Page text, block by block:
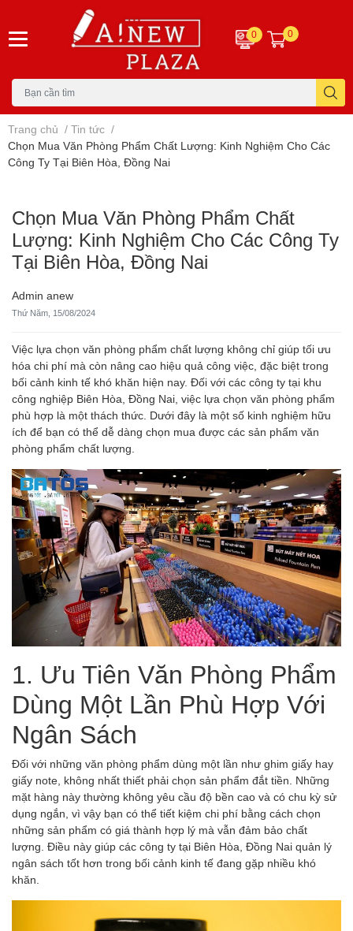
0 0
Trang chủ / Tin tức /
Chọn Mua Văn Phòng Phẩm Chất Lượng: Kinh Nghiệm Cho Các
Công Ty Tại Biên Hòa, Đồng Nai
Chọn Mua Văn Phòng Phẩm Chất
Lượng: Kinh Nghiệm Cho Các Công Ty
Tại Biên Hòa, Đồng Nai
Admin anew
Thứ Năm, 15/08/2024
Việc lựa chọn văn phòng phẩm chất lượng không chỉ giúp tối ưu
hóa chi phí mà còn nâng cao hiệu quả công việc, đặc biệt trong
bối cảnh kinh tế khó khăn hiện nay. Đối với các công ty tại khu
công nghiệp Biên Hòa, Đồng Nai, việc lựa chọn văn phòng phẩm
phù hợp là một thách thức. Dưới đây là một số kinh nghiệm hữu
ích để bạn có thể dễ dàng chọn mua được các sản phẩm văn
phòng phẩm chất lượng.
1. Ưu Tiên Văn Phòng Phẩm
Dùng Một Lần Phù Hợp Với
Ngân Sách
Đối với những văn phòng phẩm dùng một lần như ghim giấy hay
giấy note, không nhất thiết phải chọn sản phẩm đắt tiền. Những
mặt hàng này thường không yêu cầu độ bền cao và có chu kỳ sử
dụng ngắn, vì vậy bạn có thể tiết kiệm chi phí bằng cách chọn
những sản phẩm có giá thành hợp lý mà vẫn đảm bảo chất
lượng. Điều này giúp các công ty tại Biên Hòa, Đồng Nai quản lý
ngân sách tốt hơn trong bối cảnh kinh tế đang gặp nhiều khó
khăn.